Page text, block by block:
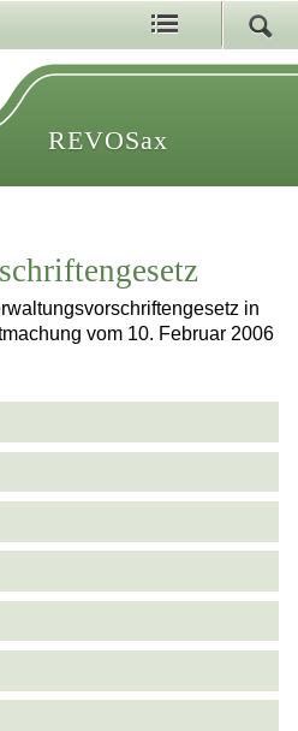
REVOSax
in
vom 10. Februar 2006